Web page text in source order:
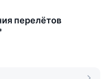
перелётов